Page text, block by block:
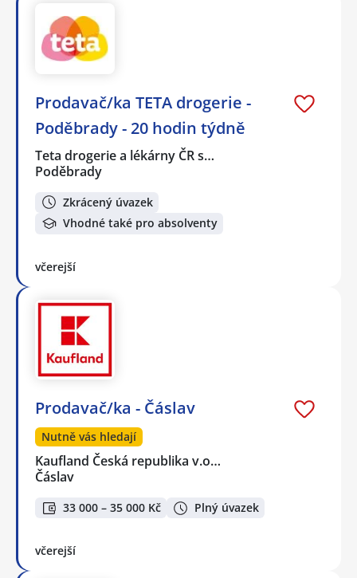
Prodavač/ka TETA drogerie -
Poděbrady - 20 hodin týdně
Teta drogerie a lékárny ČR s…
Poděbrady
Zkrácený úvazek
Vhodné také pro absolventy
včerejší
Prodavač/ka - Čáslav
Nutně vás hledají
Kaufland Česká republika v.o…
Čáslav
33 000 – 35 000 Kč Plný úvazek
včerejší